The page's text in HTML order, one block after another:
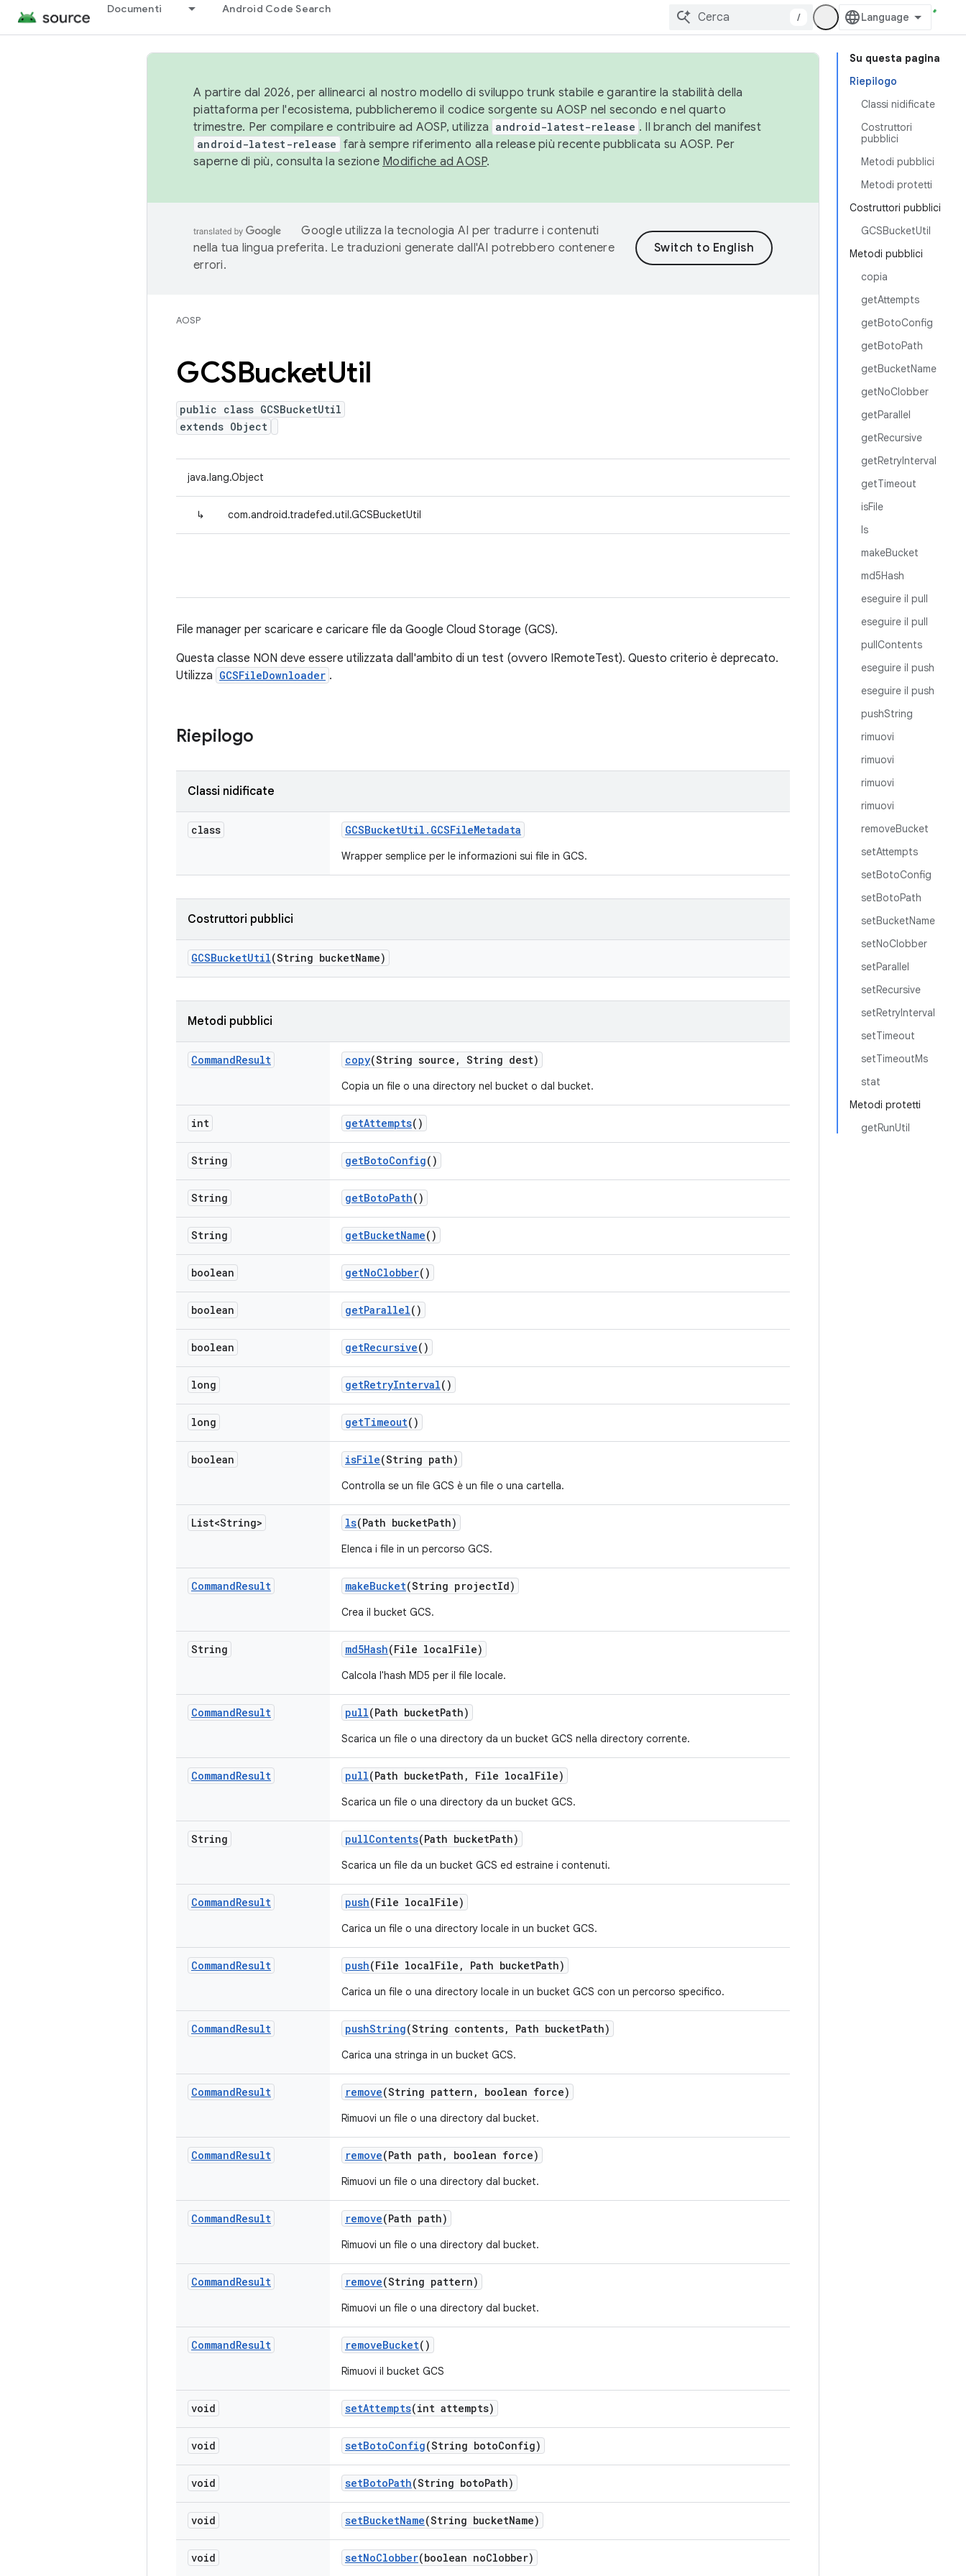
Documenti Android Code Search
/
Su questa pagina
Riepilogo
Classi nidificate
Costruttori
pubblici
Metodi pubblici
Metodi protetti
Costruttori pubblici
GCSBucketUtil
Metodi pubblici
copia
getAttempts
getBotoConfig
getBotoPath
getBucketName
getNoClobber
getParallel
getRecursive
getRetryInterval
getTimeout
isFile
ls
makeBucket
md5Hash
eseguire il pull
eseguire il pull
pullContents
eseguire il push
eseguire il push
pushString
rimuovi
rimuovi
rimuovi
rimuovi
removeBucket
setAttempts
setBotoConfig
setBotoPath
setBucketName
setNoClobber
setParallel
setRecursive
setRetryInterval
setTimeout
setTimeoutMs
stat
Metodi protetti
getRunUtil
A partire dal 2026, per allinearci al nostro modello di sviluppo trunk stabile e garantire la stabilità della
piattaforma per l'ecosistema, pubblicheremo il codice sorgente su AOSP nel secondo e nel quarto
trimestre. Per compilare e contribuire ad AOSP, utilizza android-latest-release . Il branch del manifest
android-latest-release farà sempre riferimento alla release più recente pubblicata su AOSP. Per
saperne di più, consulta la sezione Modifiche ad AOSP.
Google utilizza la tecnologia AI per tradurre i contenuti
nella tua lingua preferita. Le traduzioni generate dall'AI potrebbero contenere
errori.
AOSP
GCSBucketUtil
public class GCSBucketUtil
extends Object
java.lang.Object
↳ com.android.tradefed.util.GCSBucketUtil
File manager per scaricare e caricare file da Google Cloud Storage (GCS).
Questa classe NON deve essere utilizzata dall'ambito di un test (ovvero IRemoteTest). Questo criterio è deprecato.
Utilizza GCSFileDownloader .
Riepilogo
Classi nidificate
class GCSBucketUtil . GCSFileMetadata
Wrapper semplice per le informazioni sui file in GCS.
Costruttori pubblici
GCSBucketUtil(String bucketName)
Metodi pubblici
CommandResult copy(String source , String dest)
Copia un file o una directory nel bucket o dal bucket.
int getAttempts()
String getBotoConfig()
String getBotoPath()
String getBucketName()
boolean getNoClobber()
boolean getParallel()
boolean getRecursive()
long getRetryInterval()
long getTimeout()
boolean isFile(String path)
Controlla se un file GCS è un file o una cartella.
List<String> ls(Path bucketPath)
Elenca i file in un percorso GCS.
CommandResult makeBucket(String projectId)
Crea il bucket GCS.
String md5Hash(File localFile)
Calcola l'hash MD5 per il file locale.
CommandResult pull(Path bucketPath)
Scarica un file o una directory da un bucket GCS nella directory corrente.
CommandResult pull(Path bucketPath , File localFile)
Scarica un file o una directory da un bucket GCS.
String pullContents(Path bucketPath)
Scarica un file da un bucket GCS ed estraine i contenuti.
CommandResult push(File localFile)
Carica un file o una directory locale in un bucket GCS.
CommandResult push(File localFile , Path bucketPath)
Carica un file o una directory locale in un bucket GCS con un percorso specifico.
CommandResult pushString(String contents, Path bucketPath)
Carica una stringa in un bucket GCS.
CommandResult remove(String pattern , boolean force)
Rimuovi un file o una directory dal bucket.
CommandResult remove(Path path , boolean force)
Rimuovi un file o una directory dal bucket.
CommandResult remove(Path path)
Rimuovi un file o una directory dal bucket.
CommandResult remove(String pattern)
Rimuovi un file o una directory dal bucket.
CommandResult removeBucket()
Rimuovi il bucket GCS
void setAttempts(int attempts)
void setBotoConfig(String botoConfig)
void setBotoPath(String botoPath)
void setBucketName(String bucketName)
void setNoClobber(boolean noClobber)